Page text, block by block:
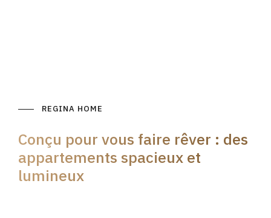
REGINA HOME
Conçu pour vous faire rêver : des
appartements spacieux et
lumineux